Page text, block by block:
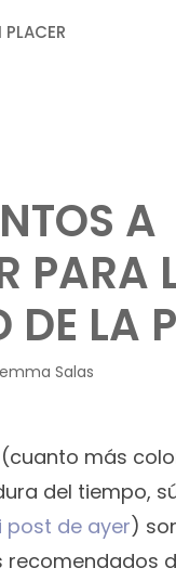
PLACER
A
PARA
DE LA
Salas
más
del tiempo,
de ayer)
recomendados